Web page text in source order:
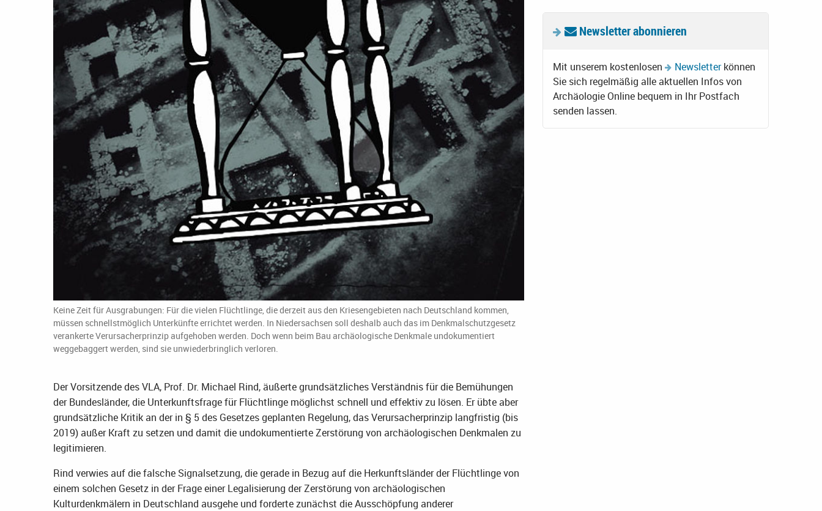
Keine Zeit für Ausgrabungen: Für die vielen Flüchtlinge, die derzeit aus den Kriesengebieten nach Deutschland kommen,
müssen schnellstmöglich Unterkünfte errichtet werden. In Niedersachsen soll deshalb auch das im Denkmalschutzgesetz
verankerte Verursacherprinzip aufgehoben werden. Doch wenn beim Bau archäologische Denkmale undokumentiert
weggebaggert werden, sind sie unwiederbringlich verloren.
Der Vorsitzende des VLA, Prof. Dr. Michael Rind, äußerte grundsätzliches Verständnis für die Bemühungen
der Bundesländer, die Unterkunftsfrage für Flüchtlinge möglichst schnell und effektiv zu lösen. Er übte aber
grundsätzliche Kritik an der in § 5 des Gesetzes geplanten Regelung, das Verursacherprinzip langfristig (bis
2019) außer Kraft zu setzen und damit die undokumentierte Zerstörung von archäologischen Denkmalen zu
legitimieren.
Rind verwies auf die falsche Signalsetzung, die gerade in Bezug auf die Herkunftsländer der Flüchtlinge von
einem solchen Gesetz in der Frage einer Legalisierung der Zerstörung von archäologischen
Kulturdenkmälern in Deutschland ausgehe und forderte zunächst die Ausschöpfung anderer
Newsletter abonnieren
Mit unserem kostenlosen Newsletterkönnen
Sie sich regelmäßig alle aktuellen Infos von
Archäologie Online bequem in Ihr Postfach
senden lassen.